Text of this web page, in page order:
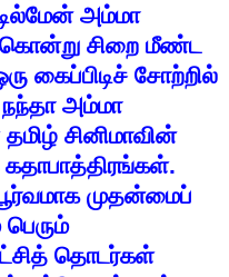
அம்மா
கொன்று சிறை மீண்ட
கைப்பிடிச் சோற்றில்
நந்தா அம்மா
தமிழ் சினிமாவின்
கதாபாத்திரங்கள்.
முதன்மைப்
பெரும்
தொடர்கள்